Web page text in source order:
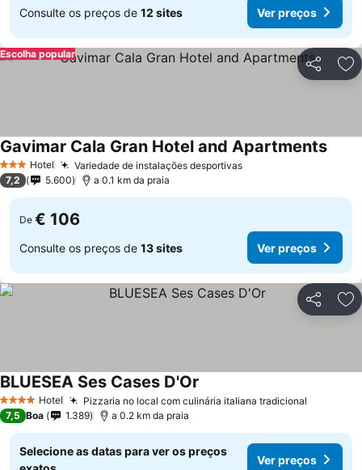
Consulte os preços de 12 sites Ver preços
Partilhar
Escolha popular
3 EstrelasHotel Variedade de instalações desportivas
Gavimar Cala Gran Hotel and Apartments
7,2 5.600 a 0.1 km da praia
De € 106
Consulte os preços de 13 sites Ver preços
Partilhar
4 EstrelasHotel Pizzaria no local com culinária italiana tradicional
BLUESEA Ses Cases D'Or
7,5 Boa 1.389 a 0.2 km da praia
Selecione as datas para ver os preços
Ver preços